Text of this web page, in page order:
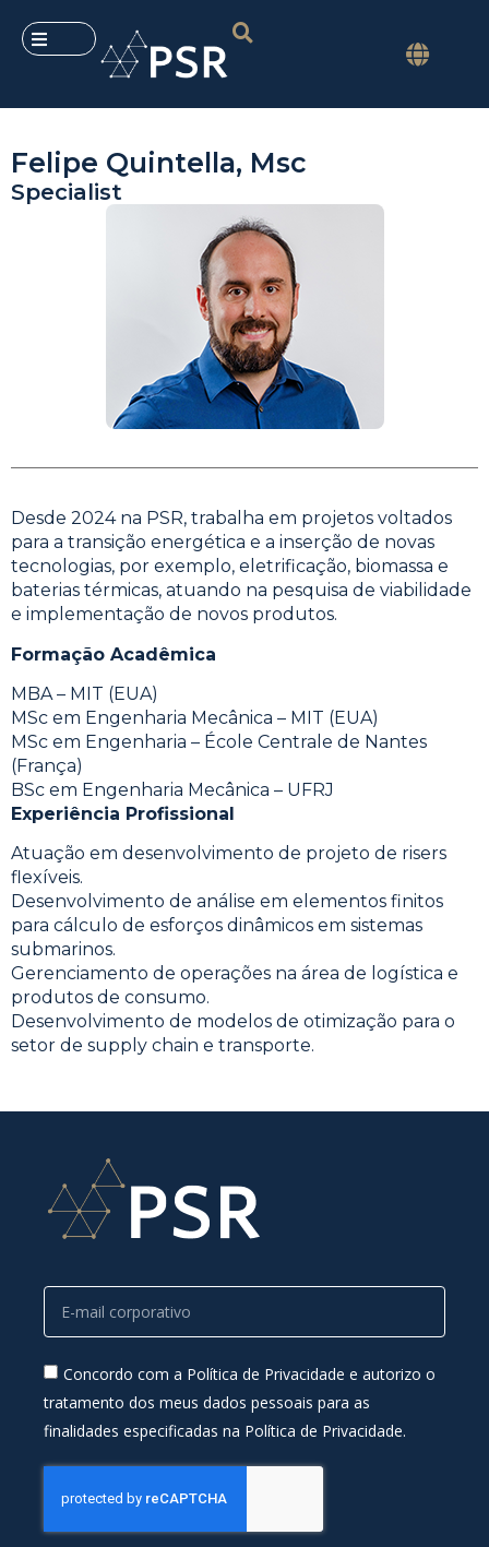
Felipe Quintella, Msc
Specialist
Desde 2024 na PSR, trabalha em projetos voltados
para a transição energética e a inserção de novas
tecnologias, por exemplo, eletrificação, biomassa e
baterias térmicas, atuando na pesquisa de viabilidade
e implementação de novos produtos.
Formação Acadêmica
MBA – MIT (EUA)
MSc em Engenharia Mecânica – MIT (EUA)
MSc em Engenharia – École Centrale de Nantes
(França)
BSc em Engenharia Mecânica – UFRJ
Experiência Profissional
Atuação em desenvolvimento de projeto de risers
flexíveis.
Desenvolvimento de análise em elementos finitos
para cálculo de esforços dinâmicos em sistemas
submarinos.
Gerenciamento de operações na área de logística e
produtos de consumo.
Desenvolvimento de modelos de otimização para o
setor de supply chain e transporte.
Concordo com a Política de Privacidade e autorizo o
tratamento dos meus dados pessoais para as
finalidades especificadas na Política de Privacidade.